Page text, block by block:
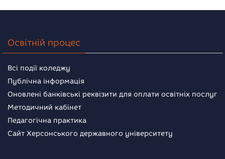
Освітній процес
Всі події коледжу
Публічна інформація
Оновлені банківські реквізити для оплати освітніх послуг
Методичний кабінет
Педагогічна практика
Сайт Херсонського державного університету